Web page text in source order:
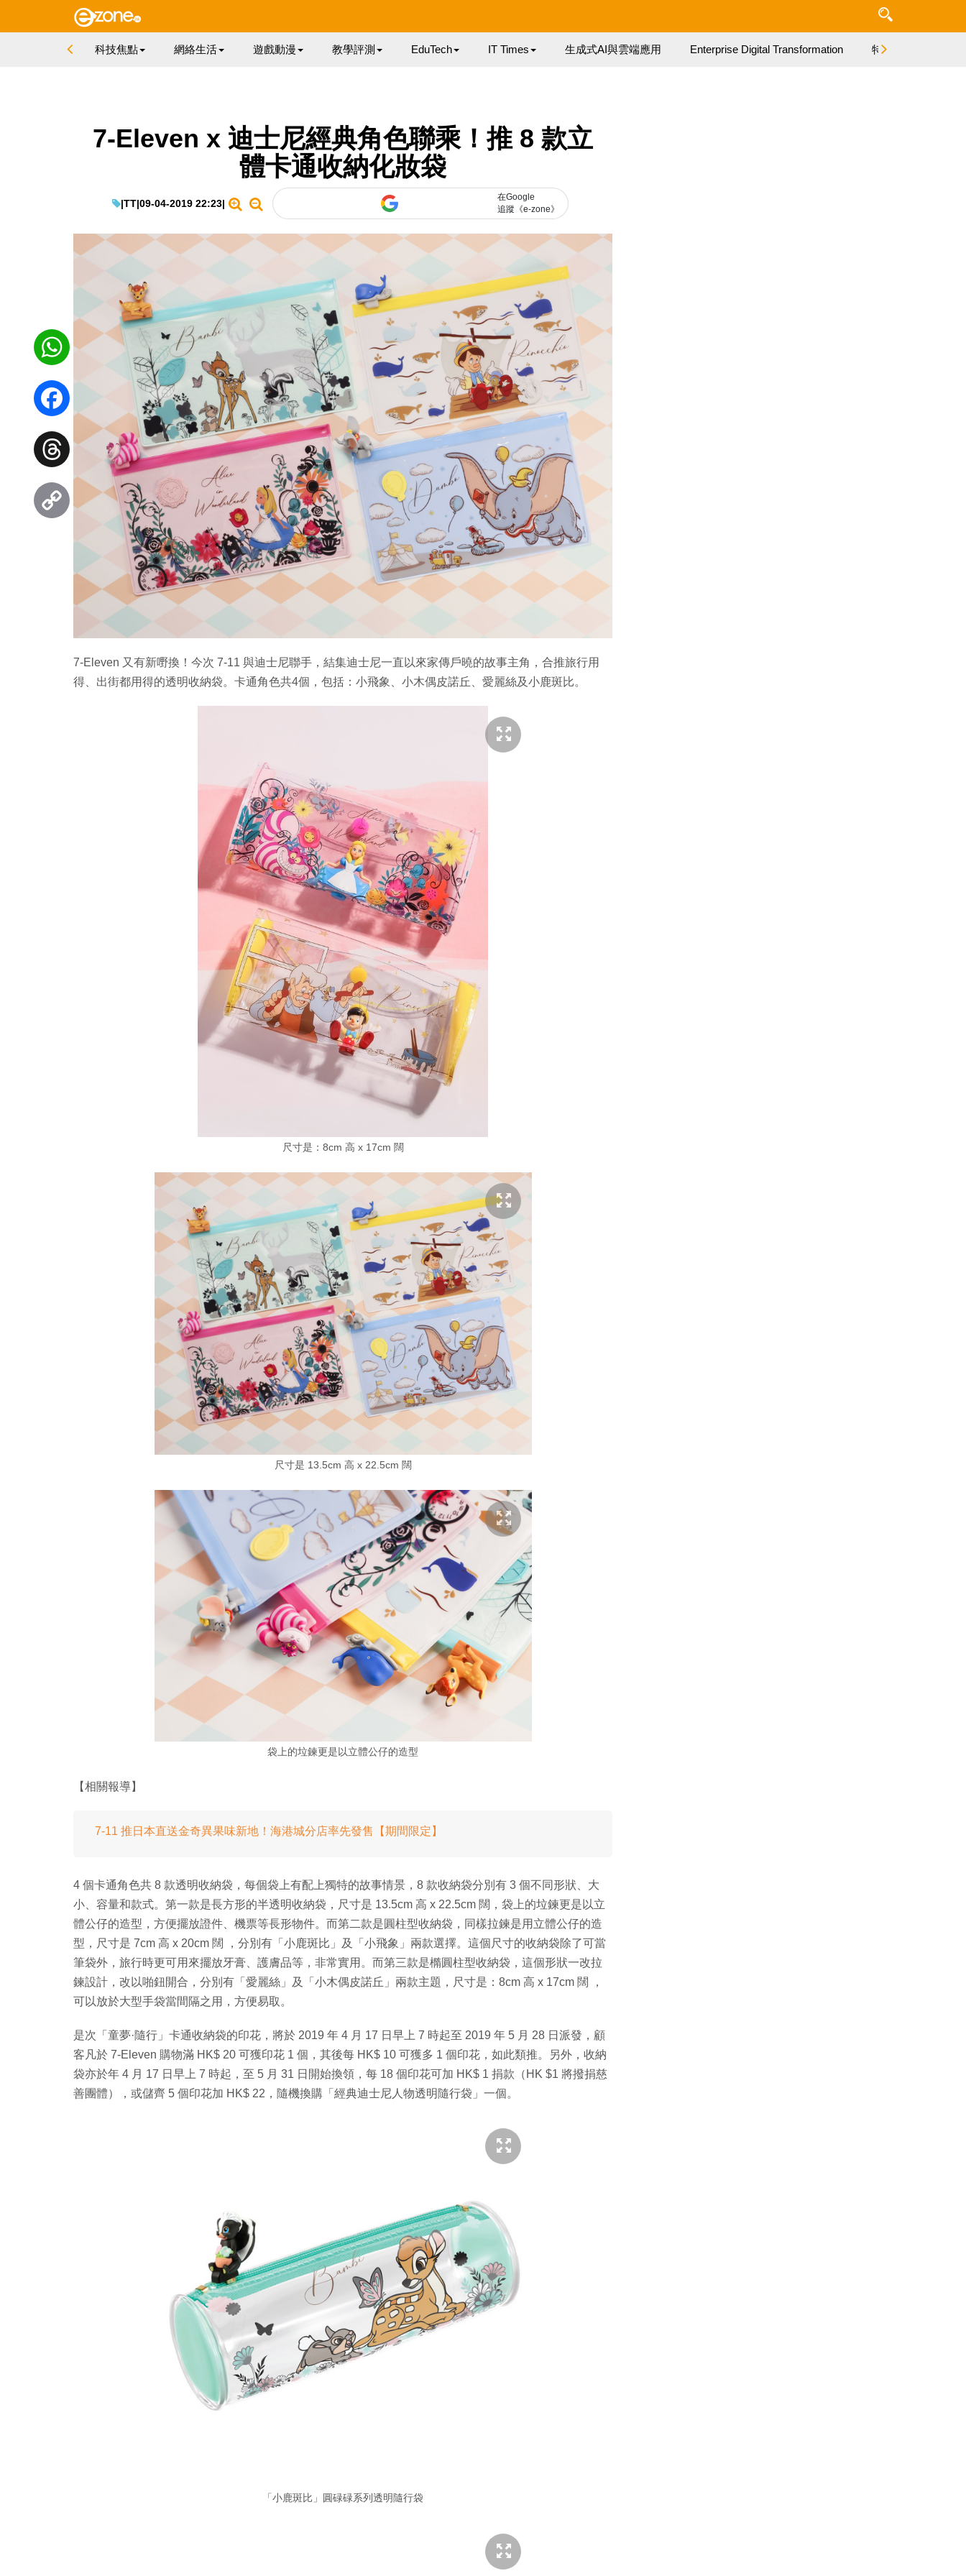
科技焦點 網絡生活 遊戲動漫 教學評測 EduTech IT Times 生成式AI與雲端應用 Enterprise Digital Transformation 特集
7-Eleven x 迪士尼經典角色聯乘！推 8 款立
體卡通收納化妝袋
|TT|09-04-2019 22:23|
在Google
追蹤《e-zone》
7-Eleven 又有新嘢換！今次 7-11 與迪士尼聯手，結集迪士尼一直以來家傳戶曉的故事主角，合推旅行用
得、出街都用得的透明收納袋。卡通角色共4個，包括：小飛象、小木偶皮諾丘、愛麗絲及小鹿斑比。
尺寸是：8cm 高 x 17cm 闊
尺寸是 13.5cm 高 x 22.5cm 闊
袋上的垃鍊更是以立體公仔的造型
【相關報導】
7-11 推日本直送金奇異果味新地！海港城分店率先發售【期間限定】
4 個卡通角色共 8 款透明收納袋，每個袋上有配上獨特的故事情景，8 款收納袋分別有 3 個不同形狀、大
小、容量和款式。第一款是長方形的半透明收納袋，尺寸是 13.5cm 高 x 22.5cm 闊，袋上的垃鍊更是以立
體公仔的造型，方便擺放證件、機票等長形物件。而第二款是圓柱型收納袋，同樣拉鍊是用立體公仔的造
型，尺寸是 7cm 高 x 20cm 闊 ，分別有「小鹿斑比」及「小飛象」兩款選擇。這個尺寸的收納袋除了可當
筆袋外，旅行時更可用來擺放牙膏、護膚品等，非常實用。而第三款是橢圓柱型收納袋，這個形狀一改拉
鍊設計，改以啪鈕開合，分別有「愛麗絲」及「小木偶皮諾丘」兩款主題，尺寸是：8cm 高 x 17cm 闊 ，
可以放於大型手袋當間隔之用，方便易取。
是次「童夢·隨行」卡通收納袋的印花，將於 2019 年 4 月 17 日早上 7 時起至 2019 年 5 月 28 日派發，顧
客凡於 7-Eleven 購物滿 HK$ 20 可獲印花 1 個，其後每 HK$ 10 可獲多 1 個印花，如此類推。另外，收納
袋亦於年 4 月 17 日早上 7 時起，至 5 月 31 日開始換領，每 18 個印花可加 HK$ 1 捐款（HK $1 將撥捐慈
善團體），或儲齊 5 個印花加 HK$ 22，隨機換購「經典迪士尼人物透明隨行袋」一個。
「小鹿斑比」圓碌碌系列透明隨行袋
WhatsApp
Facebook
Threads